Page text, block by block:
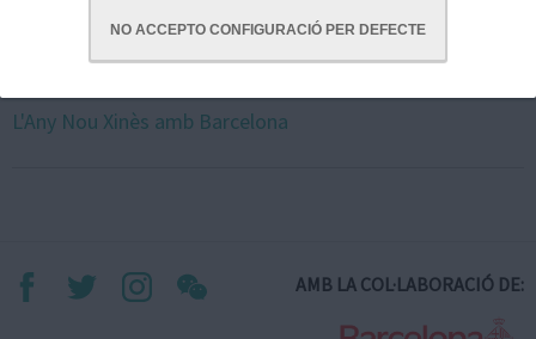
NO ACCEPTO CONFIGURACIÓ PER DEFECTE
L'Any Nou Xinès amb Barcelona
AMB LA COL·LABORACIÓ DE: